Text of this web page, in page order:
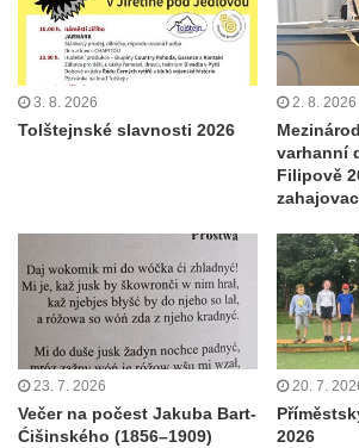
3. 8. 2026
Tolštejnské slavnosti 2026
2. 8. 2026
varhanní
Filipově
23. 7. 2026
Večer na počest Jakuba Bart-
Ćišinského (1856–1909)
20. 7.
2026